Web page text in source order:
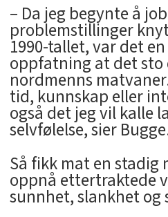
– Da jeg begynte å
problemstillinger
1990-tallet, var det
oppfatning at det
nordmenns
tid, kunnskap eller
også det jeg vil kalle
selvfølelse, sier
Så fikk mat en stadig
oppnå ettertraktede
sunnhet, slankhet og